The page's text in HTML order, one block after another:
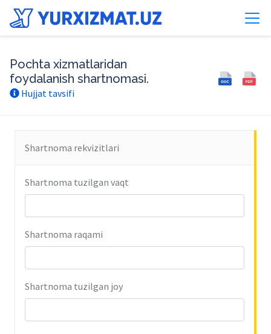
Pochta xizmatlaridan
foydalanish shartnomasi.
Hujjat tavsifi
Shartnoma rekvizitlari
Shartnoma tuzilgan vaqt
Shartnoma raqami
Shartnoma tuzilgan joy